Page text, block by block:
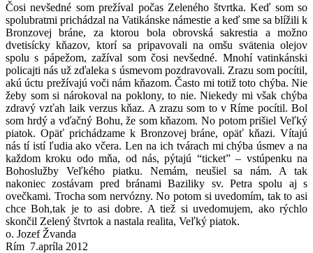
Čosi nevšedné som prežíval počas Zeleného štvrtka. Keď som so
spolubratmi prichádzal na Vatikánske námestie a keď sme sa blížili k
Bronzovej bráne, za ktorou bola obrovská sakrestia a možno
dvetisícky kňazov, ktorí sa pripavovali na omšu svätenia olejov
spolu s pápežom, zažíval som čosi nevšedné. Mnohí vatinkánski
policajti nás už zďaleka s úsmevom pozdravovali. Zrazu som pocítil,
akú úctu prežívajú voči nám kňazom. Často mi totiž toto chýba. Nie
žeby som si nárokoval na poklony, to nie. Niekedy mi však chýba
zdravý vzťah laik verzus kňaz. A zrazu som to v Ríme pocítil. Bol
som hrdý a vďačný Bohu, že som kňazom. No potom prišiel Veľký
piatok. Opäť prichádzame k Bronzovej bráne, opäť kňazi. Vítajú
nás tí istí ľudia ako včera. Len na ich tvárach mi chýba úsmev a na
každom kroku odo mňa, od nás, pýtajú “ticket” – vstúpenku na
Bohoslužby Veľkého piatku. Nemám, neušiel sa nám. A tak
nakoniec zostávam pred bránami Baziliky sv. Petra spolu aj s
ovečkami. Trocha som nervózny. No potom si uvedomím, tak to asi
chce Boh,tak je to asi dobre. A tiež si uvedomujem, ako rýchlo
skončil Zelený štvrtok a nastala realita, Veľký piatok.
o. Jozef Žvanda
Rím 7.apríla 2012